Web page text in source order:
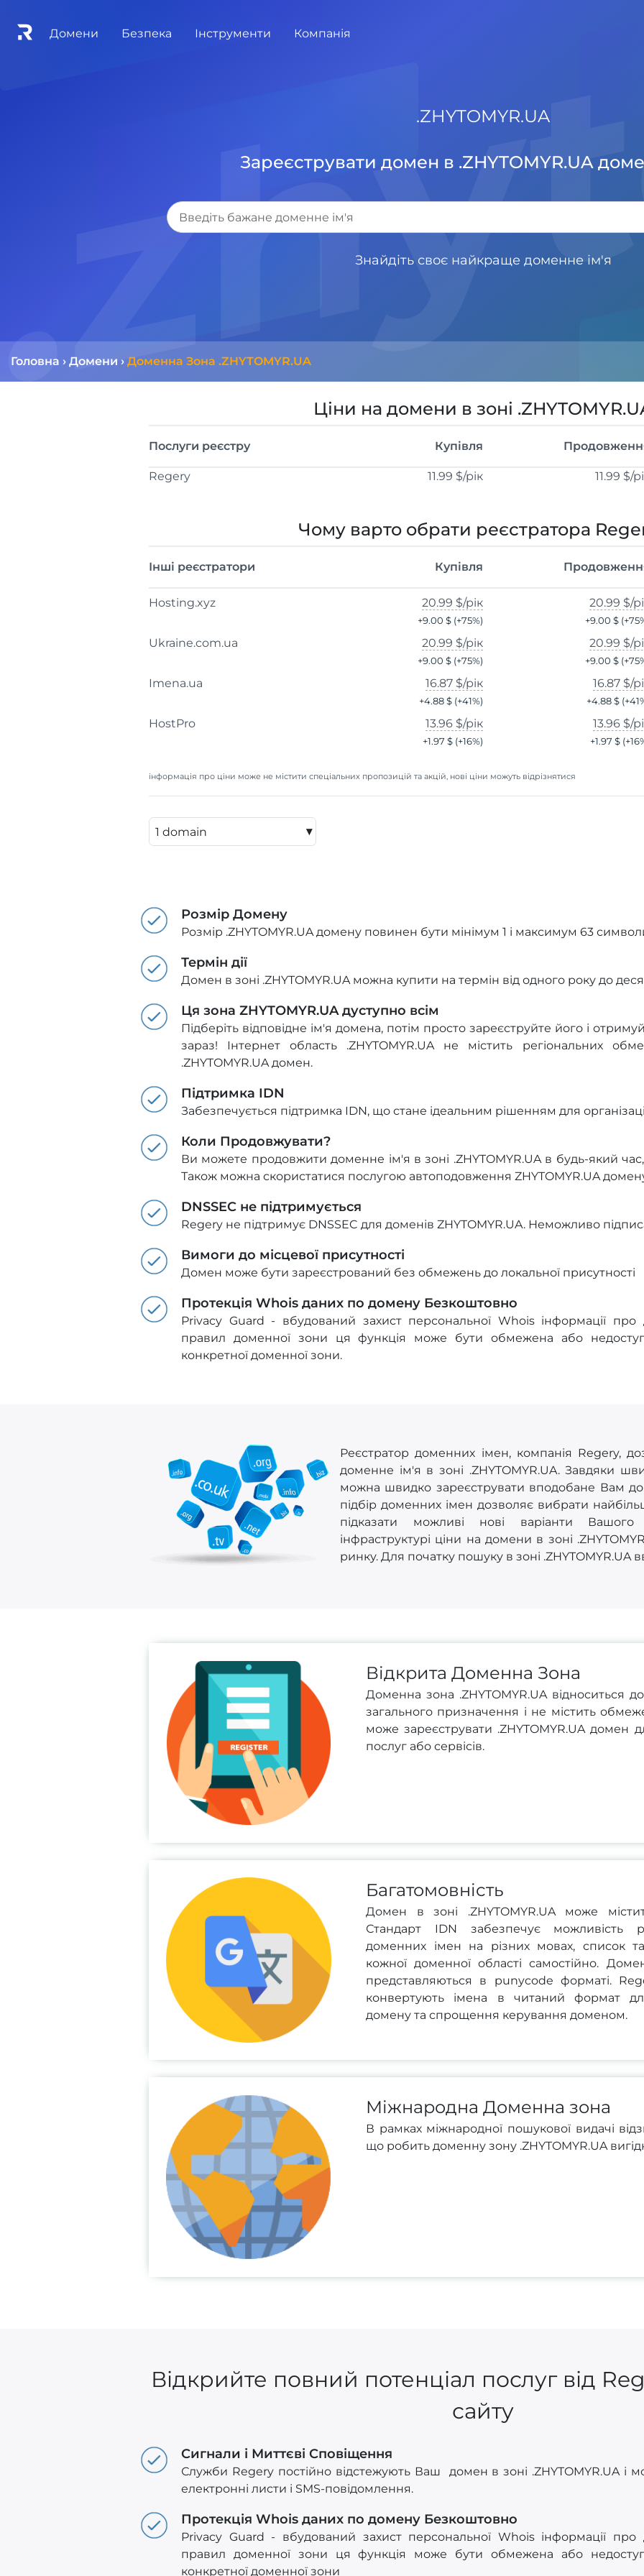
Домени Безпека Інструменти Компанія
.ZHYTOMYR.UA
Зареєструвати домен в .ZHYTOMYR.UA
Знайдіть своє найкраще доменне ім'я
Головна › Домени › Доменна Зона .ZHYTOMYR.UA
Ціни на домени в зоні
Послуги реєстру Купівля
Regery 11.99 $/рік 11.99 $/
Чому варто обрати реєстратора
Інші реєстратори Купівля
Hosting.xyz 20.99 $/рік
+9.00 $ (+75%)
20.99 $/
+9.00 $(+75
Ukraine.com.ua 20.99 $/рік
+9.00 $ (+75%)
20.99 $/
+9.00 $(+75
Imena.ua 16.87 $/рік
+4.88 $ (+41%)
16.87 $/
+4.88 $(+41
HostPro 13.96 $/рік
+1.97 $ (+16%)
13.96 $/
+1.97 $(+16
інформація про ціни може не містити спеціальних пропозицій та акцій, нові ціни можуть відрізнятися
▾
Розмір Домену
Розмір .ZHYTOMYR.UA домену повинен бути мінімум 1 і максимум 63
Термін дії
Домен в зоні .ZHYTOMYR.UA можна купити на термін від одного року до
Ця зона ZHYTOMYR.UA дуступно всім
Підберіть відповідне ім'я домена, потім просто зареєструйте його і
зараз! Інтернет область .ZHYTOMYR.UA не містить регіональних
.ZHYTOMYR.UA домен.
Підтримка IDN
Забезпечується підтримка IDN, що стане ідеальним рішенням для
Коли Продовжувати?
Ви можете продовжити доменне ім'я в зоні .ZHYTOMYR.UA в будь-який час,
Також можна скористатися послугою автоподовження ZHYTOMYR.UA
DNSSEC не підтримується
Regery не підтримує DNSSEC для доменів ZHYTOMYR.UA. Неможливо
Вимоги до місцевої присутності
Домен може бути зареєстрований без обмежень до локальної присутності
Протекція Whois даних по домену Безкоштовно
Privacy Guard - вбудований захист персональної Whois інформації
правил доменної зони ця функція може бути обмежена або
конкретної доменної зони.
Реєстратор доменних імен, компанія Regery,
доменне ім'я в зоні .ZHYTOMYR.UA. Завдяки
можна швидко зареєструвати вподобане Вам
підбір доменних імен дозволяє вибрати
підказати можливі нові варіанти Вашого
інфраструктурі ціни на домени в зоні
ринку. Для початку пошуку в зоні .ZHYTOMYR.UA
Відкрита Доменна Зона
Доменна зона .ZHYTOMYR.UA відноситься
загального призначення і не містить
може зареєструвати .ZHYTOMYR.UA домен
послуг або сервісів.
Багатомовність
Домен в зоні .ZHYTOMYR.UA може
Стандарт IDN забезпечує можливість
доменних імен на різних мовах, список
кожної доменної області самостійно.
представляються в punycode форматі.
конвертують імена в читаний формат
домену та спрощення керування доменом.
Міжнародна Доменна зона
В рамках міжнародної пошукової видачі
що робить доменну зону .ZHYTOMYR.UA
Відкрийте повний потенціал послуг від
сайту
Сигнали і Миттєві Сповіщення
Служби Regery постійно відстежують Ваш домен в зоні .ZHYTOMYR.UA і
електронні листи і SMS-повідомлення.
Протекція Whois даних по домену Безкоштовно
Privacy Guard - вбудований захист персональної Whois інформації
правил доменної зони ця функція може бути обмежена або
конкретної доменної зони